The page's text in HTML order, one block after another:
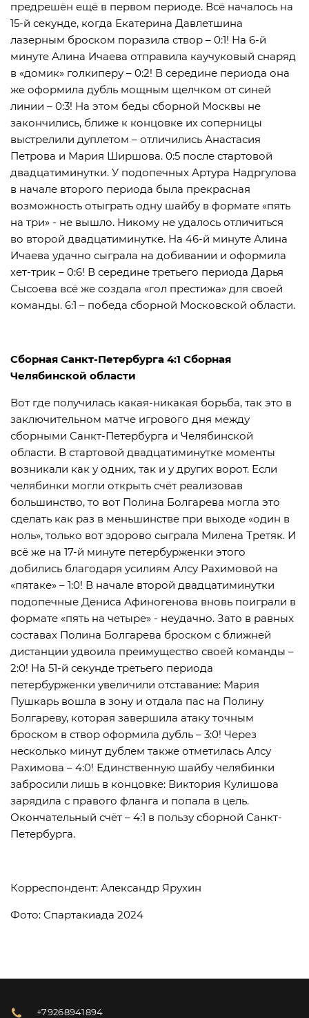
предрешён ещё в первом периоде. Всё началось на
15-й секунде, когда Екатерина Давлетшина
лазерным броском поразила створ – 0:1! На 6-й
минуте Алина Ичаева отправила каучуковый снаряд
в «домик» голкиперу – 0:2! В середине периода она
же оформила дубль мощным щелчком от синей
линии – 0:3! На этом беды сборной Москвы не
закончились, ближе к концовке их соперницы
выстрелили дуплетом – отличились Анастасия
Петрова и Мария Ширшова. 0:5 после стартовой
двадцатиминутки. У подопечных Артура Надргулова
в начале второго периода была прекрасная
возможность отыграть одну шайбу в формате «пять
на три» - не вышло. Никому не удалось отличиться
во второй двадцатиминутке. На 46-й минуте Алина
Ичаева удачно сыграла на добивании и оформила
хет-трик – 0:6! В середине третьего периода Дарья
Сысоева всё же создала «гол престижа» для своей
команды. 6:1 – победа сборной Московской области.
Сборная Санкт-Петербурга 4:1 Сборная
Челябинской области
Вот где получилась какая-никакая борьба, так это в
заключительном матче игрового дня между
сборными Санкт-Петербурга и Челябинской
области. В стартовой двадцатиминутке моменты
возникали как у одних, так и у других ворот. Если
челябинки могли открыть счёт реализовав
большинство, то вот Полина Болгарева могла это
сделать как раз в меньшинстве при выходе «один в
ноль», только вот здорово сыграла Милена Третяк. И
всё же на 17-й минуте петербурженки этого
добились благодаря усилиям Алсу Рахимовой на
«пятаке» – 1:0! В начале второй двадцатиминутки
подопечные Дениса Афиногенова вновь поиграли в
формате «пять на четыре» - неудачно. Зато в равных
составах Полина Болгарева броском с ближней
дистанции удвоила преимущество своей команды –
2:0! На 51-й секунде третьего периода
петербурженки увеличили отставание: Мария
Пушкарь вошла в зону и отдала пас на Полину
Болгареву, которая завершила атаку точным
броском в створ оформила дубль – 3:0! Через
несколько минут дублем также отметилась Алсу
Рахимова – 4:0! Единственную шайбу челябинки
забросили лишь в концовке: Виктория Кулишова
зарядила с правого фланга и попала в цель.
Окончательный счёт – 4:1 в пользу сборной Санкт-
Петербурга.
Корреспондент: Александр Ярухин
Фото: Спартакиада 2024
+79268941894